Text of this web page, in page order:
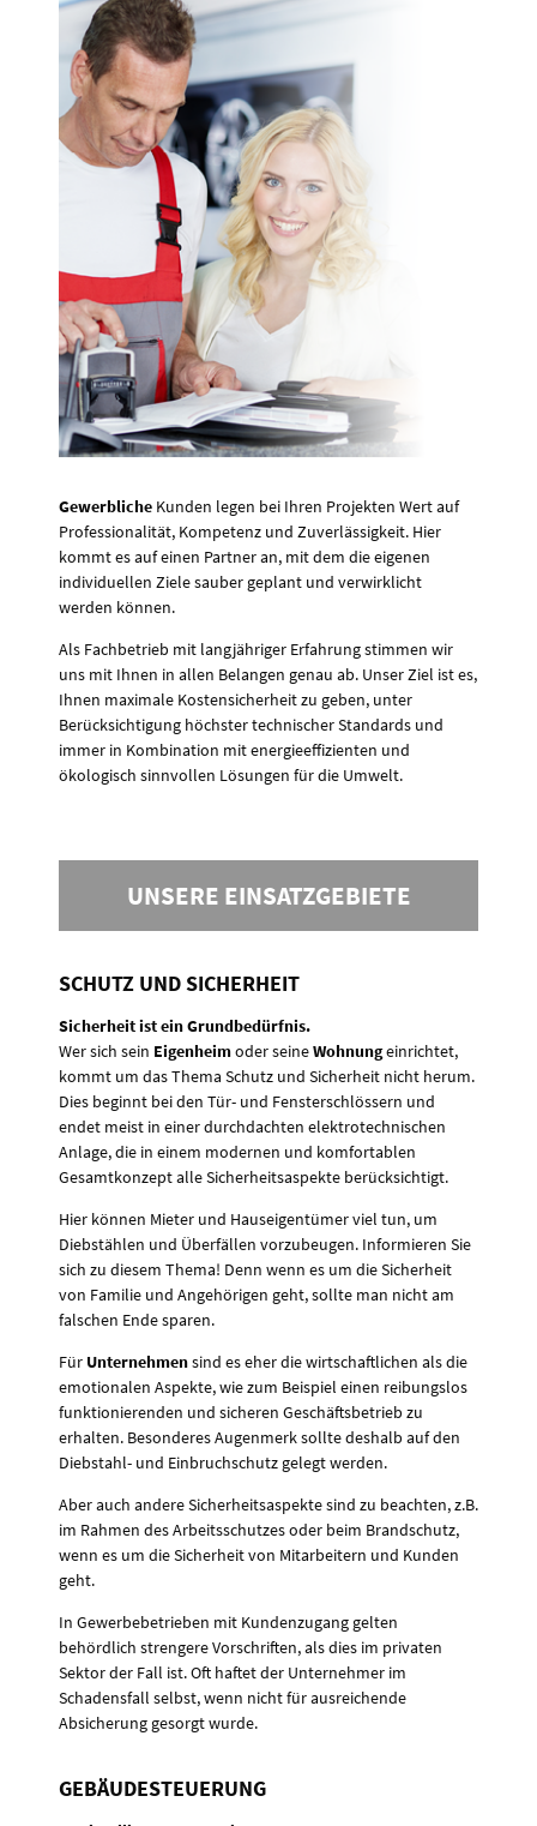
Gewerbliche Kunden legen bei Ihren Projekten Wert auf
Professionalität, Kompetenz und Zuverlässigkeit. Hier
kommt es auf einen Partner an, mit dem die eigenen
individuellen Ziele sauber geplant und verwirklicht
werden können.
Als Fachbetrieb mit langjähriger Erfahrung stimmen wir
uns mit Ihnen in allen Belangen genau ab. Unser Ziel ist es,
Ihnen maximale Kostensicherheit zu geben, unter
Berücksichtigung höchster technischer Standards und
immer in Kombination mit energieeffizienten und
ökologisch sinnvollen Lösungen für die Umwelt.
UNSERE EINSATZGEBIETE
SCHUTZ UND SICHERHEIT
Sicherheit ist ein Grundbedürfnis.
Wer sich sein Eigenheimoder seineWohnungeinrichtet,
kommt um das Thema Schutz und Sicherheit nicht herum.
Dies beginnt bei den Tür- und Fensterschlössern und
endet meist in einer durchdachten elektrotechnischen
Anlage, die in einem modernen und komfortablen
Gesamtkonzept alle Sicherheitsaspekte berücksichtigt.
Hier können Mieter und Hauseigentümer viel tun, um
Diebstählen und Überfällen vorzubeugen. Informieren Sie
sich zu diesem Thema! Denn wenn es um die Sicherheit
von Familie und Angehörigen geht, sollte man nicht am
falschen Ende sparen.
Für Unternehmensind es eher die wirtschaftlichen als die
emotionalen Aspekte, wie zum Beispiel einen reibungslos
funktionierenden und sicheren Geschäftsbetrieb zu
erhalten. Besonderes Augenmerk sollte deshalb auf den
Diebstahl- und Einbruchschutz gelegt werden.
Aber auch andere Sicherheitsaspekte sind zu beachten, z.B.
im Rahmen des Arbeitsschutzes oder beim Brandschutz,
wenn es um die Sicherheit von Mitarbeitern und Kunden
geht.
In Gewerbebetrieben mit Kundenzugang gelten
behördlich strengere Vorschriften, als dies im privaten
Sektor der Fall ist. Oft haftet der Unternehmer im
Schadensfall selbst, wenn nicht für ausreichende
Absicherung gesorgt wurde.
GEBÄUDESTEUERUNG